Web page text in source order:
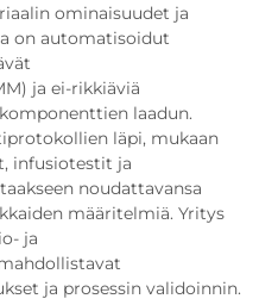
ominaisuudet ja
on automatisoidut
ja ei-rikkiäviä
laadun.
läpi, mukaan
infusiotestit ja
noudattavansa
määritelmiä. Yritys
ja
ja prosessin validoinnin.